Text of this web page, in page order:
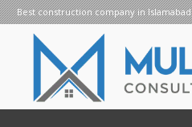
Best construction company in Islamabad